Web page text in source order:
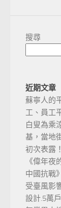
搜尋
近期文章
蘇寧人的
工、員工
白叟為乘
基，當地
初次表露
《偉年
中國抗戰
受臺風影
設計.5萬